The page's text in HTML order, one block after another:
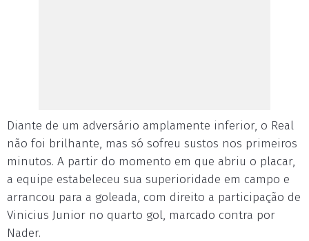
Diante de um adversário amplamente inferior, o Real
não foi brilhante, mas só sofreu sustos nos primeiros
minutos. A partir do momento em que abriu o placar,
a equipe estabeleceu sua superioridade em campo e
arrancou para a goleada, com direito a participação de
Vinicius Junior no quarto gol, marcado contra por
Nader.